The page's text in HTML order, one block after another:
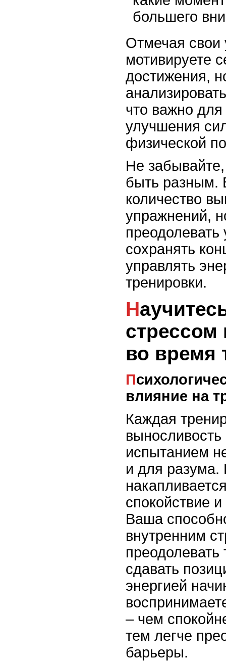
большего
Отмечая свои
мотивируете
достижения,
что важно
улучшения
физической
Не
быть разным.
количество
упражнений,
преодолевать
сохранять
управлять
тренировки.
Научитесь управлять
во время
Психологический настрой и его
влияние на
Каждая
выносливость
испытанием
и для разума.
спокойствие
Ваша
внутренним
преодолевать
сдавать
энергией
– чем
тем легче
барьеры.